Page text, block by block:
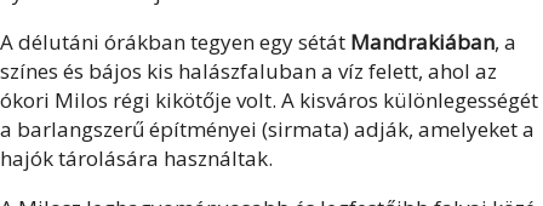
A délutáni órákban tegyen egy sétát Mandrakiában, a
színes és bájos kis halászfaluban a víz felett, ahol az
ókori Milos régi kikötője volt. A kisváros különlegességét
a barlangszerű építményei (sirmata) adják, amelyeket a
hajók tárolására használtak.